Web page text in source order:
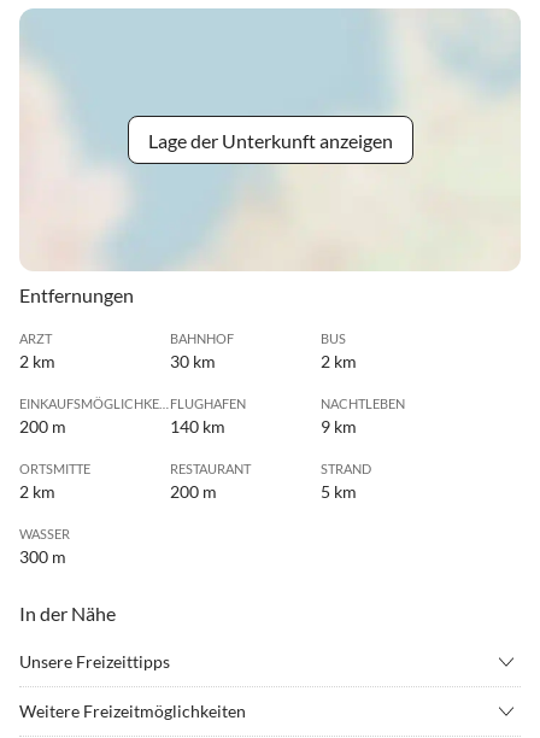
Lage der Unterkunft anzeigen
Entfernungen
ARZT
2 km
BAHNHOF
30 km
BUS
2 km
200 m
FLUGHAFEN
140 km
NACHTLEBEN
9 km
ORTSMITTE
2 km
RESTAURANT
200 m
STRAND
5 km
WASSER
300 m
In der Nähe
Unsere Freizeittipps
Weitere Freizeitmöglichkeiten